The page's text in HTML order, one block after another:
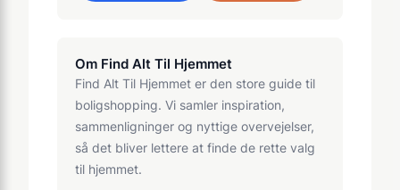
Om Find Alt Til Hjemmet
Find Alt Til Hjemmet er den store guide til
boligshopping. Vi samler inspiration,
sammenligninger og nyttige overvejelser,
så det bliver lettere at finde de rette valg
til hjemmet.